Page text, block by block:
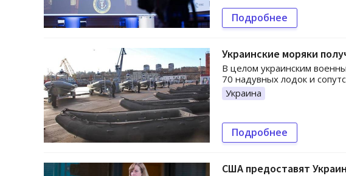
Подробнее
Украинские моряки
В целом украинским
70 надувных лодок и
Украина
Подробнее
США предоставят